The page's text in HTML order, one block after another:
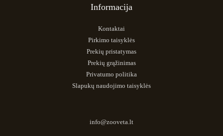
Informacija
Kontaktai
Pirkimo taisyklės
Prekių pristatymas
Prekių grąžinimas
Privatumo politika
Slapukų naudojimo taisyklės
info@zooveta.lt